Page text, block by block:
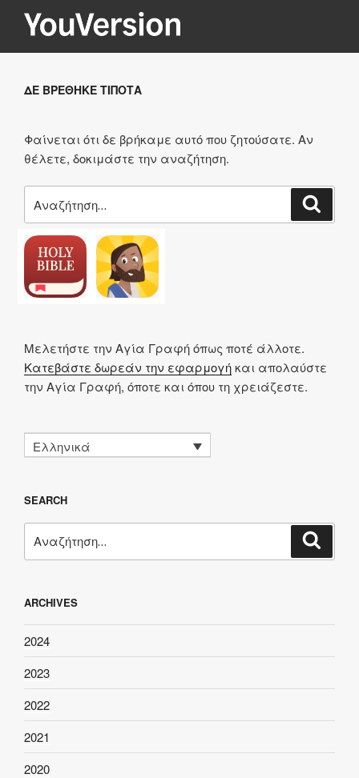
YOUVERSION
Seeking God every day.
ΔΕ ΒΡΈΘΗΚΕ ΤΊΠΟΤΑ
Φαίνεται ότι δε βρήκαμε αυτό που ζητούσατε. Αν
θέλετε, δοκιμάστε την αναζήτηση.
για:
Μελετήστε την Αγία Γραφή όπως ποτέ άλλοτε.
Κατεβάστε δωρεάν την εφαρμογήκαι απολαύστε
την Αγία Γραφή, όποτε και όπου τη χρειάζεστε.
Ελληνικά
SEARCH
για:
ARCHIVES
2024
2023
2022
2021
2020